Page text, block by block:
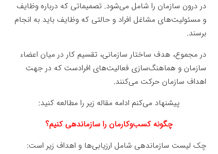
در درون سازمان را شامل می­‌شود. تصمیماتی که درباره وظایف
و مسئولیت­‌های مشاغل افراد و حالتی که وظایف باید به انجام
برسند.
در مجموع، هدف ساختار سازمانی، تقسیم کار در میان اعضاء
سازمان و هماهنگ­‌سازی فعالیت­‌های افرادست که در جهت
اهداف سازمان حرکت می­‌کنند.
پیشنهاد می‌کنم ادامه مقاله زیر را مطالعه کنید:
چگونه کسب‌وکارمان را سازماندهی کنیم؟
چک لیست سازماندهی شامل ارزیابی‌ها و اهداف زیر است: